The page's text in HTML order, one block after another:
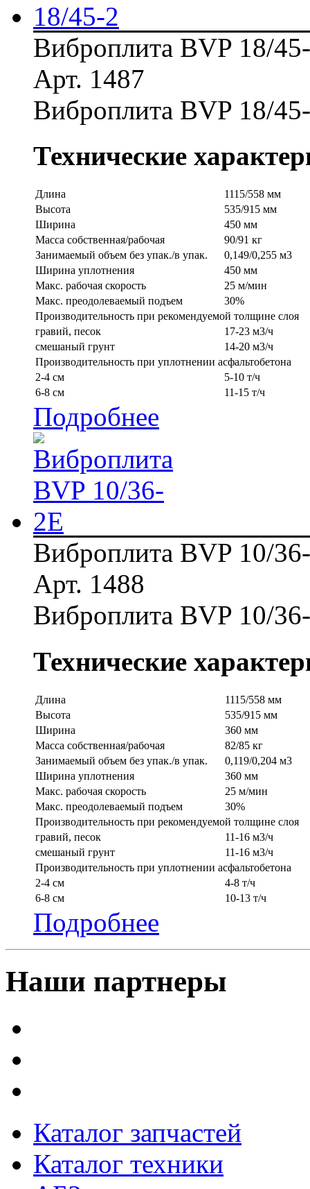
Виброплита BVP 18/
Арт. 1487
Виброплита BVP 18/
Технические
Длина
1115/558 мм
Высота
535/915 мм
Ширина
450 мм
Масса собственная/рабочая
90/91 кг
Занимаемый объем без упак./в упак.
0,149/0,255 м3
Ширина уплотнения
450 мм
Макс. рабочая скорость
25 м/мин
Макс. преодолеваемый подъем
30%
Производительность при рекомендуемой толщине слоя
гравий, песок
17-23 м3/ч
смешаный грунт
14-20 м3/ч
Производительность при уплотнении асфальтобетона
2-4 см
5-10 т/ч
6-8 см
11-15 т/ч
Подробнее
Виброплита BVP 10/
Арт. 1488
Виброплита BVP 10/
Технические
Длина
1115/558 мм
Высота
535/915 мм
Ширина
360 мм
Масса собственная/рабочая
82/85 кг
Занимаемый объем без упак./в упак.
0,119/0,204 м3
Ширина уплотнения
360 мм
Макс. рабочая скорость
25 м/мин
Макс. преодолеваемый подъем
30%
Производительность при рекомендуемой толщине слоя
гравий, песок
11-16 м3/ч
смешаный грунт
11-16 м3/ч
Производительность при уплотнении асфальтобетона
2-4 см
4-8 т/ч
6-8 см
10-13 т/ч
Подробнее
Наши партнеры
Каталог запчастей
Каталог техники